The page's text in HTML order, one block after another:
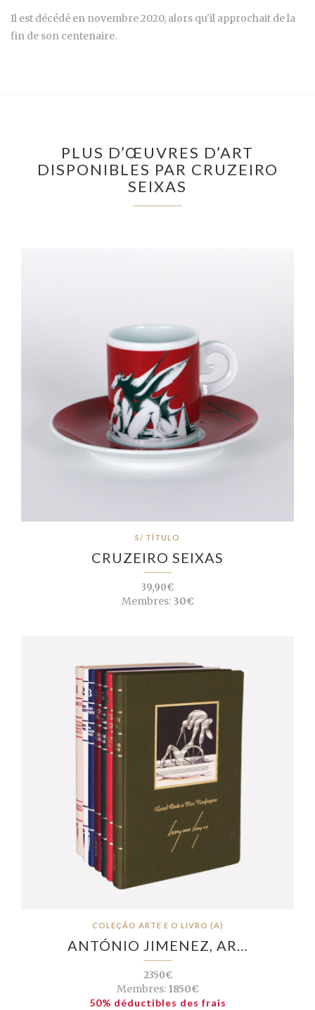
Il est décédé en novembre 2020, alors qu'il approchait de la
fin de son centenaire.
PLUS D’ŒUVRES D’ART
DISPONIBLES PAR CRUZEIRO
SEIXAS
S/ TÍTULO
CRUZEIRO SEIXAS
39,90€
Membres:30€
COLEÇÃO ARTE E O LIVRO (A)
ANTÓNIO JIMENEZ, AR…
2350€
Membres:1850€
50% déductibles des frais